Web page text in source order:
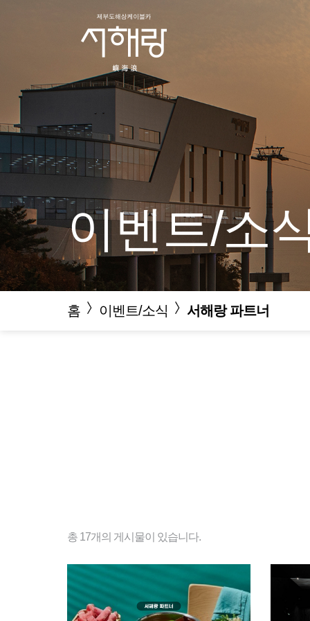
이벤트/소
홈 이벤트/소식 서해랑 파트너
총 17개의 게시물이 있습니다.